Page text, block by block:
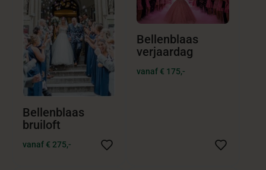
Bellenblaas
bruiloft
vanaf € 275,-
Bellenblaas
verjaardag
vanaf € 175,-